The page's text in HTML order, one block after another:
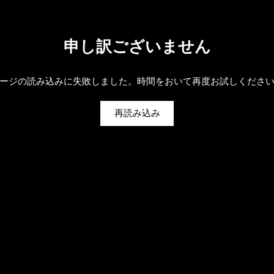
申し訳ございません
ジの読み込みに失敗しました。時間をおいて再度お試しくださ
再読み込み